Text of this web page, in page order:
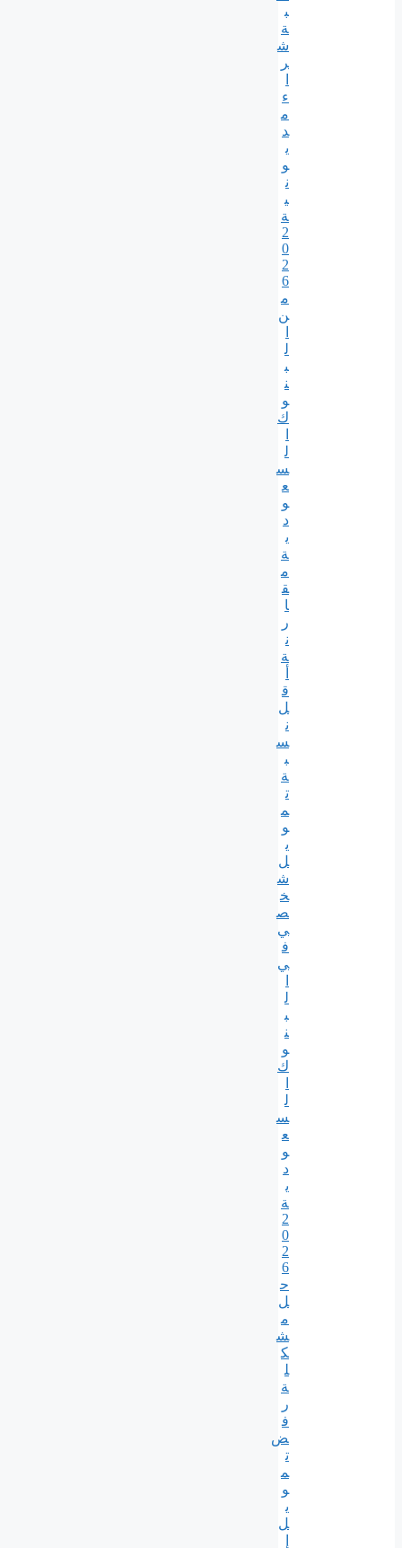
ب
ة
ش
ر
ء
م
د
ي
و
ن
ي
ة
2
0
2
6
م
ن
ل
ب
ن
و
ك
ل
س
ع
و
د
ي
ة
م
ق
ا
ر
ن
ة
ق
ل
ن
س
ب
ة
ت
م
و
ي
ل
ش
خ
ص
ي
ف
ي
ل
ب
ن
و
ك
ل
س
ع
و
د
ي
ة
2
0
2
6
ح
ل
م
ش
ك
ل
ة
ر
ف
ض
ت
م
و
ي
ل